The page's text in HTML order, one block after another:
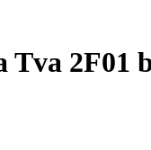
2F01